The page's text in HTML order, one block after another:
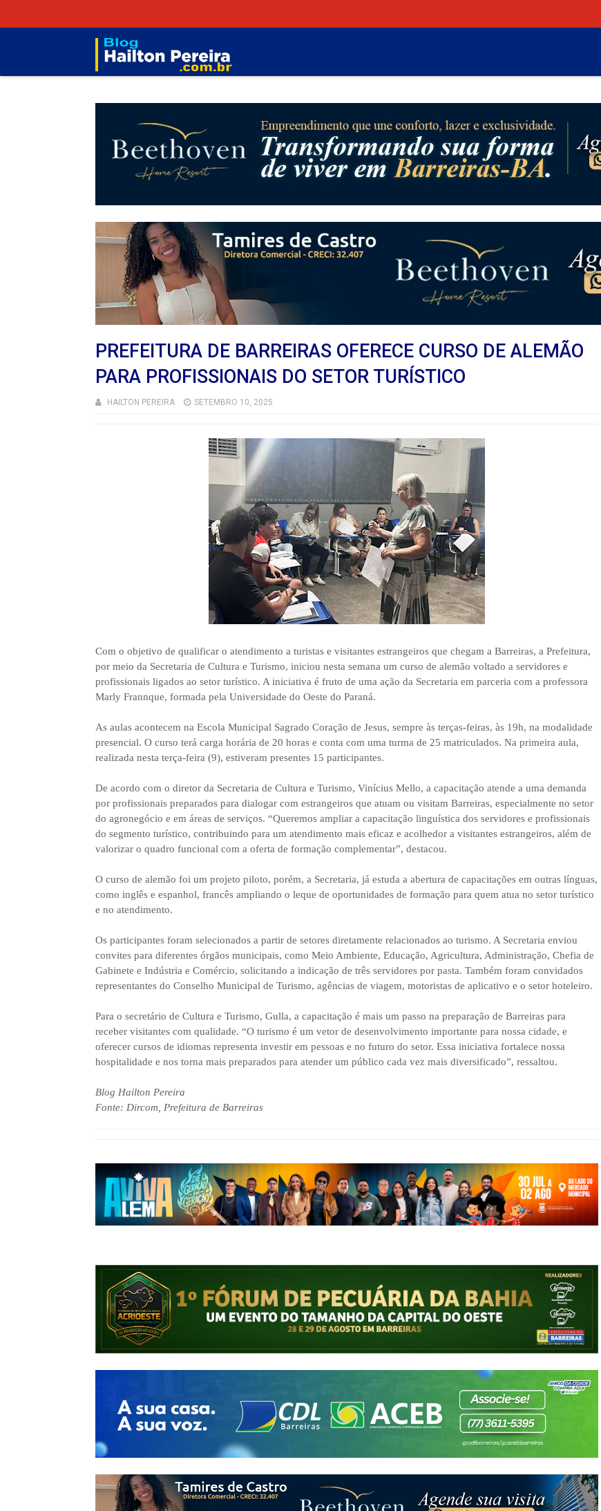
PREFEITURA DE BARREIRAS OFERECE CURSO DE ALEMÃO
PARA PROFISSIONAIS DO SETOR TURÍSTICO
HAILTON PEREIRA SETEMBRO 10, 2025
Com o objetivo de qualificar o atendimento a turistas e visitantes estrangeiros que chegam a Barreiras, a Prefeitura,
por meio da Secretaria de Cultura e Turismo, iniciou nesta semana um curso de alemão voltado a servidores e
profissionais ligados ao setor turístico. A iniciativa é fruto de uma ação da Secretaria em parceria com a professora
Marly Frannque, formada pela Universidade do Oeste do Paraná.
As aulas acontecem na Escola Municipal Sagrado Coração de Jesus, sempre às terças-feiras, às 19h, na modalidade
presencial. O curso terá carga horária de 20 horas e conta com uma turma de 25 matriculados. Na primeira aula,
realizada nesta terça-feira (9), estiveram presentes 15 participantes.
De acordo com o diretor da Secretaria de Cultura e Turismo, Vinícius Mello, a capacitação atende a uma demanda
por profissionais preparados para dialogar com estrangeiros que atuam ou visitam Barreiras, especialmente no setor
do agronegócio e em áreas de serviços. “Queremos ampliar a capacitação linguística dos servidores e profissionais
do segmento turístico, contribuindo para um atendimento mais eficaz e acolhedor a visitantes estrangeiros, além de
valorizar o quadro funcional com a oferta de formação complementar”, destacou.
O curso de alemão foi um projeto piloto, porém, a Secretaria, já estuda a abertura de capacitações em outras línguas,
como inglês e espanhol, francês ampliando o leque de oportunidades de formação para quem atua no setor turístico
e no atendimento.
Os participantes foram selecionados a partir de setores diretamente relacionados ao turismo. A Secretaria enviou
convites para diferentes órgãos municipais, como Meio Ambiente, Educação, Agricultura, Administração, Chefia de
Gabinete e Indústria e Comércio, solicitando a indicação de três servidores por pasta. Também foram convidados
representantes do Conselho Municipal de Turismo, agências de viagem, motoristas de aplicativo e o setor hoteleiro.
Para o secretário de Cultura e Turismo, Gulla, a capacitação é mais um passo na preparação de Barreiras para
receber visitantes com qualidade. “O turismo é um vetor de desenvolvimento importante para nossa cidade, e
oferecer cursos de idiomas representa investir em pessoas e no futuro do setor. Essa iniciativa fortalece nossa
hospitalidade e nos torna mais preparados para atender um público cada vez mais diversificado”, ressaltou.
Blog Hailton Pereira
Fonte: Dircom, Prefeitura de Barreiras